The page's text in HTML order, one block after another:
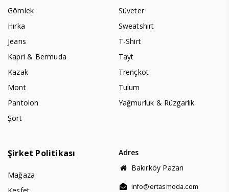
Gömlek
Hırka
Jeans
Kapri & Bermuda
Kazak
Mont
Pantolon
Şort
Süveter
Sweatshirt
T-Shirt
Tayt
Trençkot
Tulum
Yağmurluk & Rüzgarlık
Şirket Politikası
Mağaza
Adres
Bakırköy Pazarı
info@ertasmoda.com